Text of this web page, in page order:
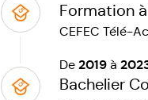
Formation
CEFEC Télé-
De 2019à
Bachelier